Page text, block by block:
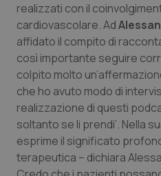
Psoriasi & pelle
Quotidiano
Quotidiano Chirurgia
Quotidiano
Quotidiano Pediatria
realizzati con il
cardiovascolare. Ad
affidato il compito di
così importante seguire
colpito molto
che ho avuto modo di
realizzazione di questi
soltanto se li prendi’. Nella
esprime il significato
terapeutica – dichiara